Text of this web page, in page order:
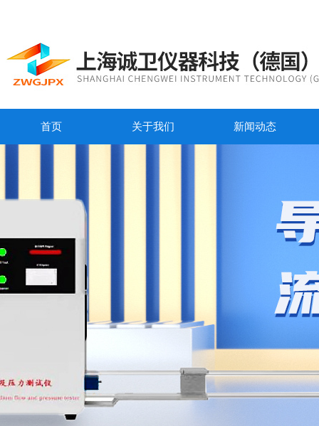
首页 关于我们 新闻动态